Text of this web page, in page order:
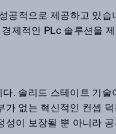
공적으로 제공하고 있
제적인 PLc 솔루션을
. 솔리드 스테이트 기
없는 혁신적인 컨셉
이 보장될 뿐 아니라